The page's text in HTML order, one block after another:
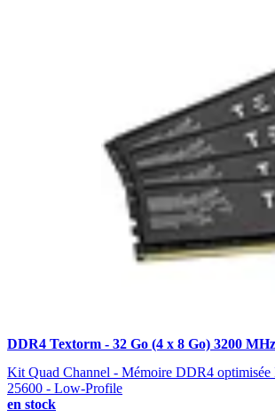
DDR4 Textorm - 32 Go (4 x 8 Go) 3200
Kit Quad Channel - Mémoire DDR4
25600 - Low-Profile
en stock